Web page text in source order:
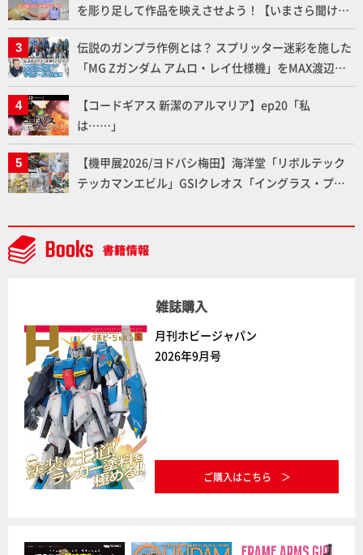
を彫り足して作品を映えさせよう！【いまさら聞けな
いプラモデルの基礎：スジ彫りとパネルライン】
伝説のガンプラ作例とは？ スプリッター迷彩を施した
「MG Zガンダム アムロ・レイ仕様機」をMAX渡辺が
ふたたび塗る!!【試し読み】
【コードギアス 新潔のアルマリア】ep20「私
は……」
【機甲展2026/ヨドバシ梅田】海洋堂「リボルテック
テッカマンエビル」GSIクレオス「イングラス・プラ
ファイン「TANK KONG2」など最新メカアイテム展示
レポート【Side B】
雑誌購入
月刊ホビージャパン
2026年9月号
ご購入はこちら